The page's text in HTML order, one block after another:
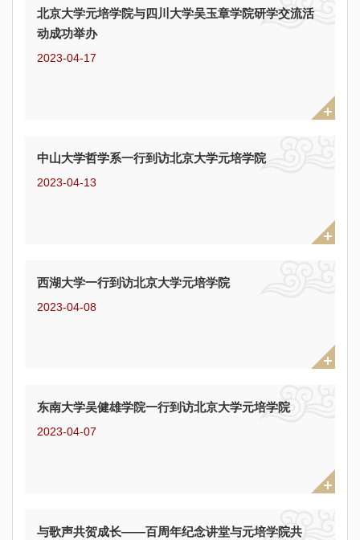
北京大学元培学院与四川大学吴玉章学院研学交流活
动成功举办
2023-04-17
中山大学哲学系一行到访北京大学元培学院
2023-04-13
西湖大学一行到访北京大学元培学院
2023-04-08
东南大学吴健雄学院一行到访北京大学元培学院
2023-04-07
与歌声共贺成长——百周年纪念讲堂与元培学院共